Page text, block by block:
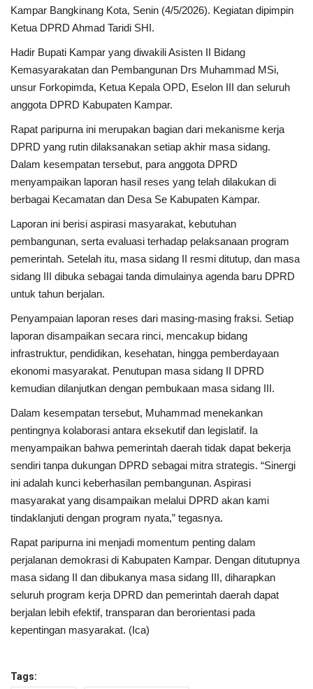
Kampar Bangkinang Kota, Senin (4/5/2026). Kegiatan dipimpin
Ketua DPRD Ahmad Taridi SHI.
Hadir Bupati Kampar yang diwakili Asisten II Bidang
Kemasyarakatan dan Pembangunan Drs Muhammad MSi,
unsur Forkopimda, Ketua Kepala OPD, Eselon III dan seluruh
anggota DPRD Kabupaten Kampar.
Rapat paripurna ini merupakan bagian dari mekanisme kerja
DPRD yang rutin dilaksanakan setiap akhir masa sidang.
Dalam kesempatan tersebut, para anggota DPRD
menyampaikan laporan hasil reses yang telah dilakukan di
berbagai Kecamatan dan Desa Se Kabupaten Kampar.
Laporan ini berisi aspirasi masyarakat, kebutuhan
pembangunan, serta evaluasi terhadap pelaksanaan program
pemerintah. Setelah itu, masa sidang II resmi ditutup, dan masa
sidang III dibuka sebagai tanda dimulainya agenda baru DPRD
untuk tahun berjalan.
Penyampaian laporan reses dari masing-masing fraksi. Setiap
laporan disampaikan secara rinci, mencakup bidang
infrastruktur, pendidikan, kesehatan, hingga pemberdayaan
ekonomi masyarakat. Penutupan masa sidang II DPRD
kemudian dilanjutkan dengan pembukaan masa sidang III.
Dalam kesempatan tersebut, Muhammad menekankan
pentingnya kolaborasi antara eksekutif dan legislatif. Ia
menyampaikan bahwa pemerintah daerah tidak dapat bekerja
sendiri tanpa dukungan DPRD sebagai mitra strategis. “Sinergi
ini adalah kunci keberhasilan pembangunan. Aspirasi
masyarakat yang disampaikan melalui DPRD akan kami
tindaklanjuti dengan program nyata,” tegasnya.
Rapat paripurna ini menjadi momentum penting dalam
perjalanan demokrasi di Kabupaten Kampar. Dengan ditutupnya
masa sidang II dan dibukanya masa sidang III, diharapkan
seluruh program kerja DPRD dan pemerintah daerah dapat
berjalan lebih efektif, transparan dan berorientasi pada
kepentingan masyarakat. (Ica)
Tags: